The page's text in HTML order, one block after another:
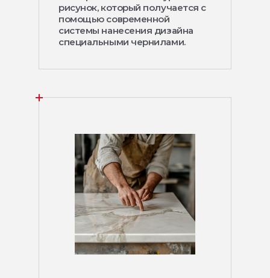
рисунок, который получается с
помощью современной
системы нанесения дизайна
специальными чернилами.